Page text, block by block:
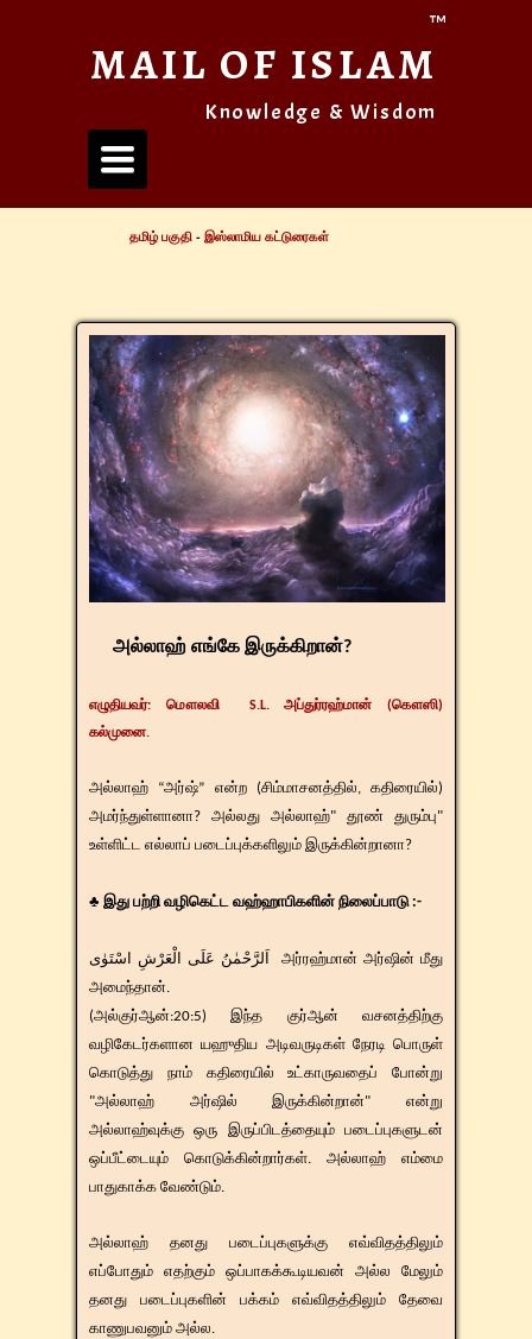
Toggle
navigation
MAIL OF ISLAM
™
Knowledge & Wisdom
தமிழ் பகுதி-இஸ்லாமிய கட்டுரைகள்
அல்லாஹ் எங்கே இருக்கிறான்?
எழுதியவர்: மௌலவி S.L.அப்துர்ரஹ்மான் (கௌஸி)
கல்முனை.
அல்லாஹ் “அர்ஷ்” என்ற (சிம்மாசனத்தில், கதிரையில்)
அமர்ந்துள்ளானா? அல்லது அல்லாஹ்" தூண் துரும்பு"
உள்ளிட்ட எல்லாப் படைப்புக்களிலும் இருக்கின்றானா?
♣ இது பற்றி வழிகெட்ட வஹ்ஹாபிகளின் நிலைப்பாடு :-
اَلرَّحْمٰنُ عَلَى الْعَرْشِ اسْتَوٰى அர்ரஹ்மான் அர்ஷின் மீது
அமைந்தான்.
(அல்குர்ஆன்:20:5) இந்த குர்ஆன் வசனத்திற்கு
வழிகேடர்களான யஹுதிய அடிவருடிகள் நேரடி பொருள்
கொடுத்து நாம் கதிரையில் உட்காருவதைப் போன்று
"அல்லாஹ் அர்ஷில் இருக்கின்றான்" என்று
அல்லாஹ்வுக்கு ஒரு இருப்பிடத்தையும் படைப்புகளுடன்
ஒப்பீட்டையும் கொடுக்கின்றார்கள். அல்லாஹ் எம்மை
பாதுகாக்க வேண்டும்.
​​​அல்லாஹ் தனது படைப்புகளுக்கு எவ்விதத்திலும்
எப்போதும் எதற்கும் ஒப்பாகக்கூடியவன் அல்ல மேலும்
தனது படைப்புகளின் பக்கம் எவ்விதத்திலும் தேவை
காணுபவனும் அல்ல.